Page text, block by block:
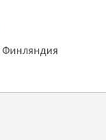
Финляндия